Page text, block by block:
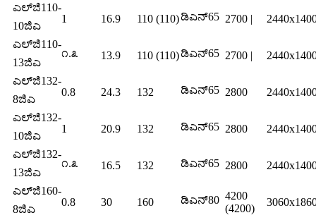
ಎಲ್‌ಜಿ110-
10ಜಿಎ
1 16.9 110 (110)ಡಿಎನ್65 2700 |
ಎಲ್‌ಜಿ110-
13ಜಿಎ
೧.೩ 13.9 110 (110)ಡಿಎನ್65 2700 |
ಎಲ್‌ಜಿ132-
8ಜಿಎ
0.8 24.3 132 ಡಿಎನ್65 2800
ಎಲ್‌ಜಿ132-
10ಜಿಎ
1 20.9 132 ಡಿಎನ್65 2800
ಎಲ್‌ಜಿ132-
13ಜಿಎ
೧.೩ 16.5 132 ಡಿಎನ್65 2800
ಎಲ್‌ಜಿ160-
8ಜಿಎ
0.8 30 160 ಡಿಎನ್80 4200
(4200)